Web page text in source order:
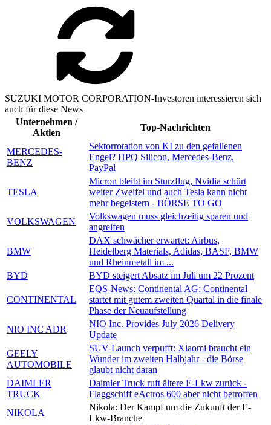
SUZUKI MOTOR CORPORATION-Investoren interessieren sich
auch für diese News
Unternehmen /
Aktien
Top-Nachrichten
MERCEDES-
BENZ
Sektorrotation von KI zu den gefallenen
Engel? HPQ Silicon, Mercedes-Benz,
PayPal
TESLA
Micron bleibt im Sturzflug, Nvidia schürt
weiter Zweifel und auch Tesla kann nicht
mehr begeistern - BÖRSE TO GO
VOLKSWAGEN
Volkswagen muss gleichzeitig sparen und
angreifen
BMW
DAX schwächer erwartet: Airbus,
Heidelberg Materials, Adidas, BASF, BMW
und Rheinmetall im ...
BYD
BYD steigert Absatz im Juli um 22 Prozent
CONTINENTAL
EQS-News: Continental AG: Continental
startet mit gutem zweiten Quartal in die finale
Phase der Neuaufstellung
NIO INC ADR
NIO Inc. Provides July 2026 Delivery
Update
GEELY
AUTOMOBILE
SUV-Launch verpufft: Xiaomi braucht ein
Wunder im zweiten Halbjahr - die Börse
glaubt nicht daran
DAIMLER
TRUCK
Daimler Truck ruft ältere E-Lkw zurück -
Flaggschiff eActros 600 aber nicht betroffen
NIKOLA
Nikola: Der Kampf um die Zukunft der E-
Lkw-Branche